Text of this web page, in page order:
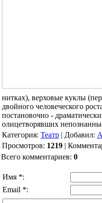
нитках), верховые куклы
двойного человеческого
постановочно -
олицетворявших
Категория: Театр | Добавил:
Просмотров: 1219 |
Всего комментариев: 0
Имя *:
Email *: